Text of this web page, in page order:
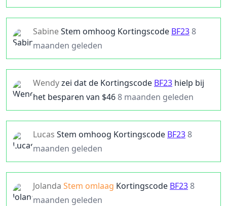
SabineStem omhoog Kortingscode BF238
maanden geleden
Wendyzei dat de Kortingscode BF23 hielp bij
het besparen van $468 maanden geleden
Lucas Stem omhoog Kortingscode BF238
maanden geleden
Jolanda Stem omlaag Kortingscode BF238
maanden geleden